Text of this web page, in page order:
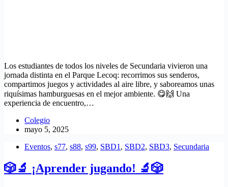
Los estudiantes de todos los niveles de Secundaria vivieron una
jornada distinta en el Parque Lecoq: recorrimos sus senderos,
compartimos juegos y actividades al aire libre, y saboreamos unas
riquísimas hamburguesas en el mejor ambiente. 😋🙌 Una
experiencia de encuentro,…
Colegio
mayo 5, 2025
Eventos, s77, s88, s99, SBD1 , SBD2, SBD3, Secundaria
🎲🔬 ¡Aprender jugando! 🔬🎲